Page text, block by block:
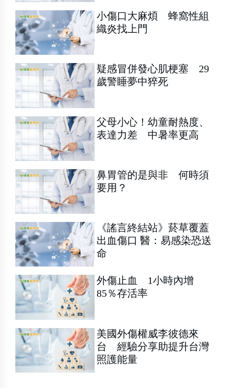
小傷口大麻煩 蜂窩性組
織炎找上門
疑感冒併發心肌梗塞 29
歲警睡夢中猝死
父母小心！幼童耐熱度、
表達力差 中暑率更高
鼻胃管的是與非 何時須
要用？
《謠言終結站》菸草覆蓋
出血傷口 醫：易感染恐送
命
外傷止血 1小時內增
85％存活率
美國外傷權威李彼德來
台 經驗分享助提升台灣
照護能量